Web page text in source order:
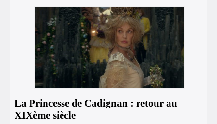
La Princesse de Cadignan : retour au
XIXème siècle